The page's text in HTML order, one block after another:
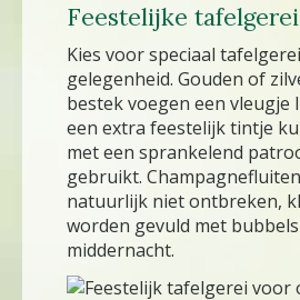
Feestelijke
Kies voor speciaal
gelegenheid. Gouden of
bestek voegen een vleugje
een extra feestelijk tintje
met een sprankelend
gebruikt.
natuurlijk niet ontbreken,
worden gevuld met
middernacht.